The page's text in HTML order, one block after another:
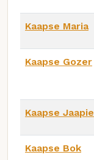
Kaapse Maria
Kaapse Gozer
Kaapse Jaapie
Kaapse Bok